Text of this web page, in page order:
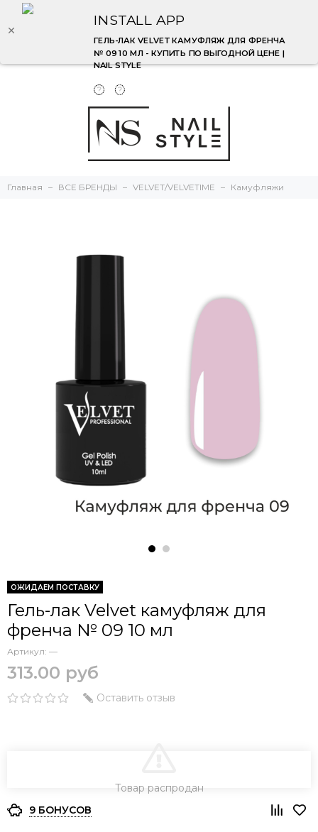
INSTALL APP
ГЕЛЬ-ЛАК VELVET КАМУФЛЯЖ ДЛЯ ФРЕНЧА
№ 09 10 МЛ - КУПИТЬ ПО ВЫГОДНОЙ ЦЕНЕ |
NAIL STYLE
Главная ВСЕ БРЕНДЫ VELVET/VELVETIME Камуфляжи
ОЖИДАЕМ ПОСТАВКУ
Гель-лак Velvet камуфляж для
френча № 09 10 мл
Артикул: —
313.00 руб
Оставить отзыв
Товар распродан
9 БОНУСОВ